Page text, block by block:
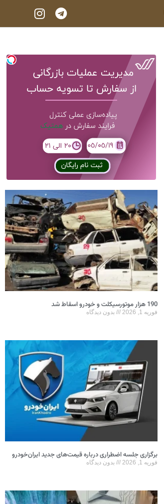
190 هزار موتورسیکلت و خودرو اسقاط شد
فوریه 1, 2026 بدون دیدگاه
برگزاری جلسه اضطراری درباره قیمت‌های جدید ایران‌خودرو
فوریه 1, 2026 بدون دیدگاه